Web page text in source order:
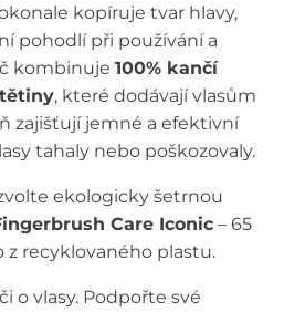
kopíruje tvar hlavy,
pohodlí při používání a
kombinuje 100% kančí
, které dodávají vlasům
zajišťují jemné a efektivní
tahaly nebo poškozovaly.
ekologicky šetrnou
Care Iconic – 65
z recyklovaného plastu.
o vlasy. Podpořte své